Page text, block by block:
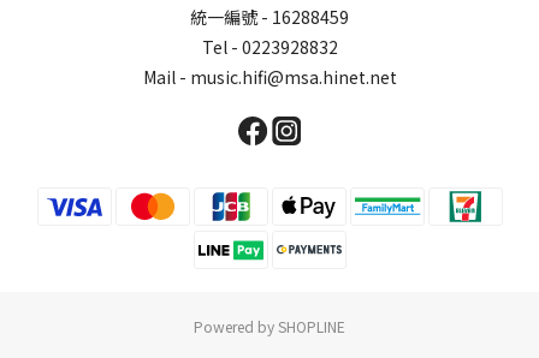
統一編號 - 16288459
Tel - 0223928832
Mail - music.hifi@msa.hinet.net
Powered by SHOPLINE